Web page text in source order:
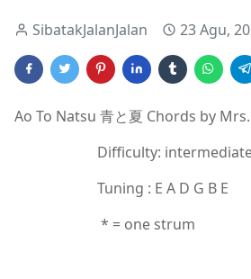
SibatakJalanJalan 23 Agu,
Ao To Natsu 青と夏 Chords by Mrs.
Difficulty:
Tuning : E A D G B E
* = one strum